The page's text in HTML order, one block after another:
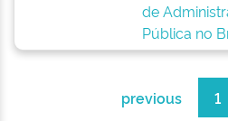
de
Pública no
previous 1